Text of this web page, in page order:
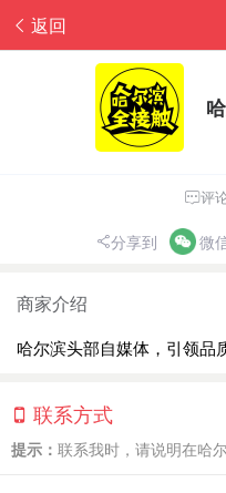
返回
评
分享到 微
商家介绍
哈尔滨头部自媒体，引领品
联系方式
提示： 联系我时，请说明在哈